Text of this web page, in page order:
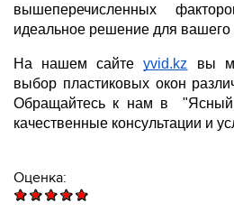
вышеперечисленных
идеальное решение для
На нашем сайте yvid.kz вы
выбор пластиковых окон
Обращайтесь к нам в "Ясный
качественные консультации и
Оценка: